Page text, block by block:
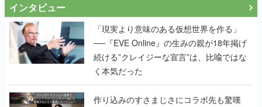
インタビュー
「現実より意味のある仮想世界を作る」
──『EVE Online』の生みの親が18年掲げ
続ける”クレイジーな宣言”は、比喩ではな
く本気だった
作り込みのすさまじさにコラボ先も驚嘆